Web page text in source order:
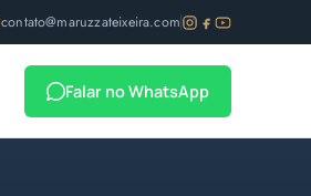
contato@maruzzateixeira.com
Falar no WhatsApp